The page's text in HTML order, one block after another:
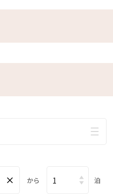
きる優雅なひとときをお過
ります。
× から 泊